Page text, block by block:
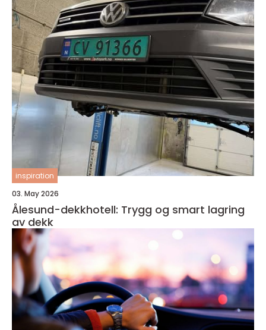
inspiration
03. May 2026
Ålesund-dekkhotell: Trygg og smart lagring
av dekk